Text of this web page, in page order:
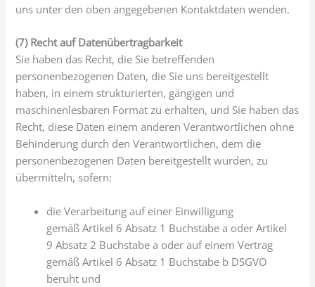
uns unter den oben angegebenen Kontaktdaten wenden.
(7) Recht auf Datenübertragbarkeit
Sie haben das Recht, die Sie betreffenden
personenbezogenen Daten, die Sie uns bereitgestellt
haben, in einem strukturierten, gängigen und
maschinenlesbaren Format zu erhalten, und Sie haben das
Recht, diese Daten einem anderen Verantwortlichen ohne
Behinderung durch den Verantwortlichen, dem die
personenbezogenen Daten bereitgestellt wurden, zu
übermitteln, sofern:
die Verarbeitung auf einer Einwilligung
gemäß Artikel 6 Absatz 1 Buchstabe a oder Artikel
9 Absatz 2 Buchstabe a oder auf einem Vertrag
gemäß Artikel 6 Absatz 1 Buchstabe b DSGVO
beruht und